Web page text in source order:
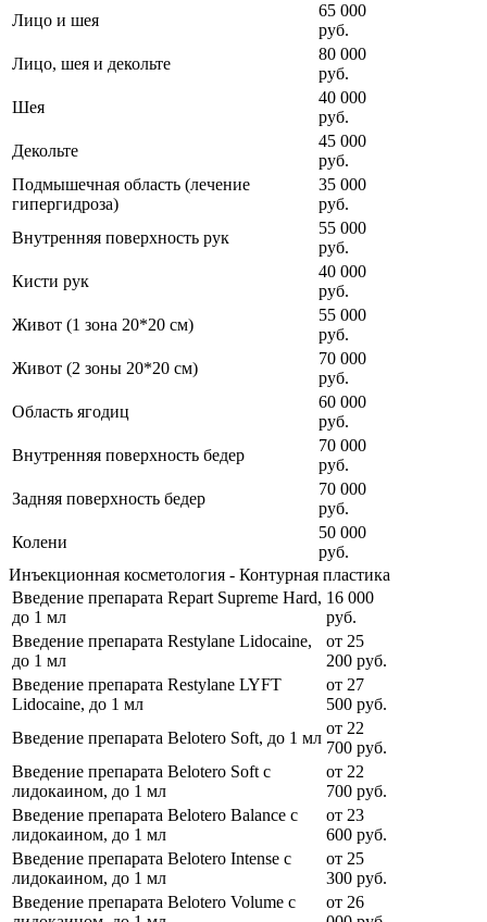
Лицо и шея
65 000
руб.
Лицо, шея и декольте
80 000
руб.
Шея
40 000
руб.
Декольте
45 000
руб.
Подмышечная область (лечение
гипергидроза)
35 000
руб.
Внутренняя поверхность рук
55 000
руб.
Кисти рук
40 000
руб.
Живот (1 зона 20*20 см)
55 000
руб.
Живот (2 зоны 20*20 см)
70 000
руб.
Область ягодиц
60 000
руб.
Внутренняя поверхность бедер
70 000
руб.
Задняя поверхность бедер
70 000
руб.
Колени
50 000
руб.
Инъекционная косметология - Контурная пластика
Введение препарата Repart Supreme Hard,
до 1 мл
16 000
руб.
Введение препарата Restylane Lidocaine,
до 1 мл
от 25
200 руб.
Введение препарата Restylane LYFT
Lidocaine, до 1 мл
от 27
500 руб.
Введение препарата Belotero Soft, до 1 мл
от 22
700 руб.
Введение препарата Belotero Soft с
лидокаином, до 1 мл
от 22
700 руб.
Введение препарата Belotero Balance с
лидокаином, до 1 мл
от 23
600 руб.
Введение препарата Belotero Intense с
лидокаином, до 1 мл
от 25
300 руб.
Введение препарата Belotero Volume с
от 26